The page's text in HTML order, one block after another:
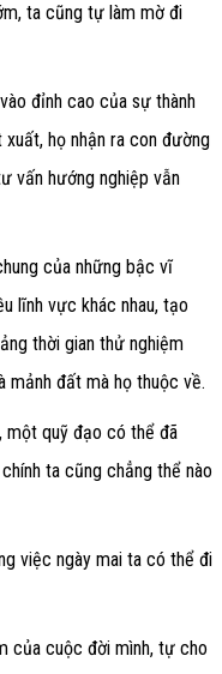
ta cũng tự làm mờ đi
đỉnh cao của sự thành
họ nhận ra con đường
vấn hướng nghiệp vẫn
của những bậc vĩ
lĩnh vực khác nhau, tạo
thời gian thử nghiệm
mảnh đất mà họ thuộc về.
một quỹ đạo có thể đã
ta cũng chẳng thể nào
việc ngày mai ta có thể đi
của cuộc đời mình, tự cho